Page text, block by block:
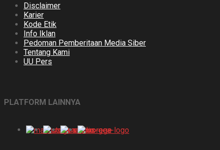
Disclaimer
Karier
Kode Etik
Info Iklan
Pedoman Pemberitaan Media Siber
Tentang Kami
UU Pers
PLATFORM LAINNYA